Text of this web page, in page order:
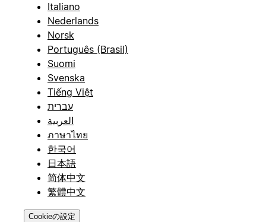
Italiano
Nederlands
Norsk
Português (Brasil)
Suomi
Svenska
Tiếng Việt
עברית
العربية
ภาษาไทย
한국어
日本語
简体中文
繁體中文
Cookieの設定